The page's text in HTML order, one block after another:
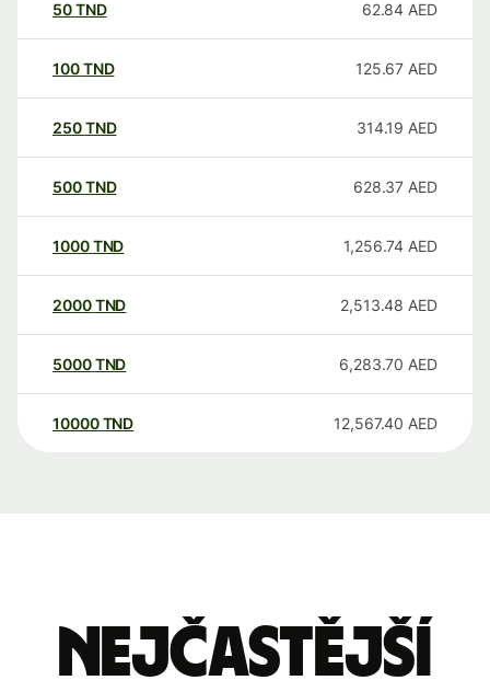
50TND 62.84 AED
100TND 125.67 AED
250TND 314.19 AED
500TND 628.37 AED
1000TND 1,256.74 AED
2000TND 2,513.48 AED
5000TND 6,283.70 AED
10000 TND 12,567.40 AED
Nejčastější